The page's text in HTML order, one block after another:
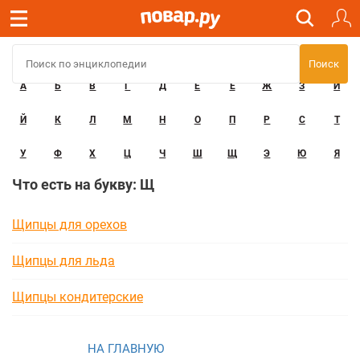
А Б В Г Д Е Ё Ж З И
Й К Л М Н О П Р С Т
У Ф Х Ц Ч Ш Щ Э Ю Я
Что есть на букву: Щ
Щипцы для орехов
Щипцы для льда
Щипцы кондитерские